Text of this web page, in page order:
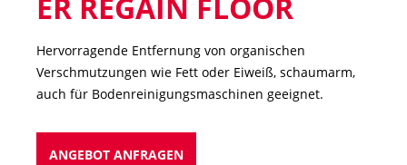
ER REGAIN FLOOR
Hervorragende Entfernung von organischen
Verschmutzungen wie Fett oder Eiweiß, schaumarm,
auch für Bodenreinigungsmaschinen geeignet.
ANGEBOT ANFRAGEN